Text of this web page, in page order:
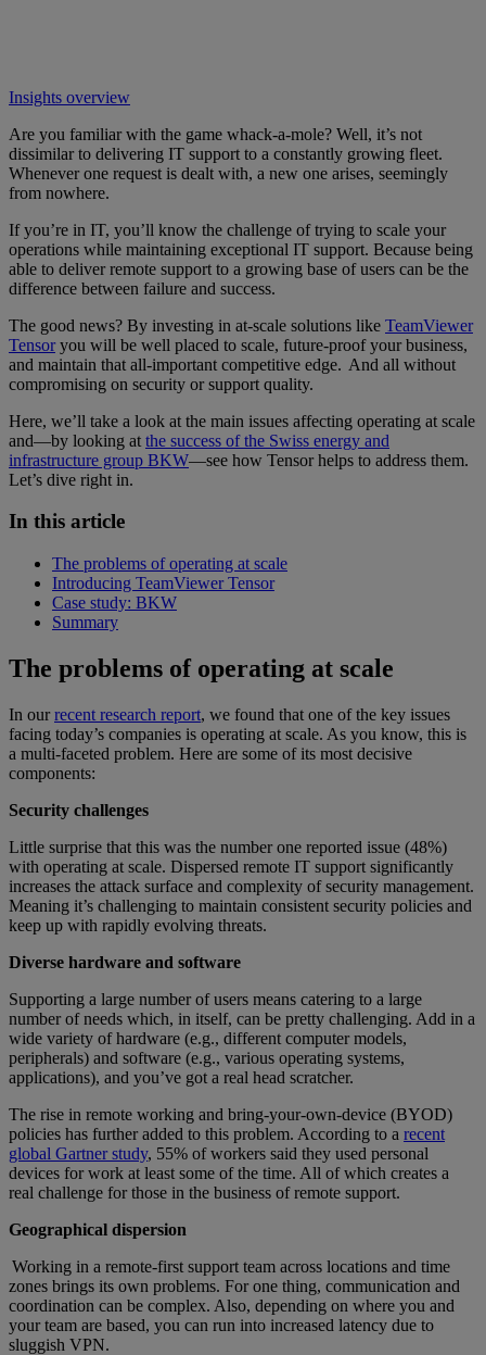
Insights overview
Are you familiar with the game whack-a-mole? Well, it’s not
dissimilar to delivering IT support to a constantly growing fleet.
Whenever one request is dealt with, a new one arises, seemingly
from nowhere.
If you’re in IT, you’ll know the challenge of trying to scale your
operations while maintaining exceptional IT support. Because being
able to deliver remote support to a growing base of users can be the
difference between failure and success.
The good news? By investing in at-scale solutions like TeamViewer
Tensoryou will be well placed to scale, future-proof your business,
and maintain that all-important competitive edge. And all without
compromising on security or support quality.
Here, we’ll take a look at the main issues affecting operating at scale
and—by looking at the success of the Swiss energy and
infrastructure group BKW—see how Tensor helps to address them.
Let’s dive right in.
In this article
The problems of operating at scale
Introducing TeamViewer Tensor
Case study: BKW
Summary
The problems of operating at scale
In ourrecent research report, we found that one of the key issues
facing today’s companies is operating at scale. As you know, this is
a multi-faceted problem. Here are some of its most decisive
components:
Security challenges
Little surprise that this was the number one reported issue (48%)
with operating at scale. Dispersed remote IT support significantly
increases the attack surface and complexity of security management.
Meaning it’s challenging to maintain consistent security policies and
keep up with rapidly evolving threats.
Diverse hardware and software
Supporting a large number of users means catering to a large
number of needs which, in itself, can be pretty challenging. Add in a
wide variety of hardware (e.g., different computer models,
peripherals) and software (e.g., various operating systems,
applications), and you’ve got a real head scratcher.
The rise in remote working and bring-your-own-device (BYOD)
policies has further added to this problem. According to a recent
global Gartner study, 55% of workers said they used personal
devices for work at least some of the time. All of which creates a
real challenge for those in the business of remote support.
Geographical dispersion
Working in a remote-first support team across locations and time
zones brings its own problems. For one thing, communication and
coordination can be complex. Also, depending on where you and
your team are based, you can run into increased latency due to
sluggish VPN.